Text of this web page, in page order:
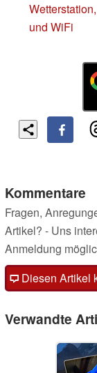
und WiFi
Kommentare
Fragen,
Artikel? - Uns
Anmeldung
Diesen Artikel
Verwandte